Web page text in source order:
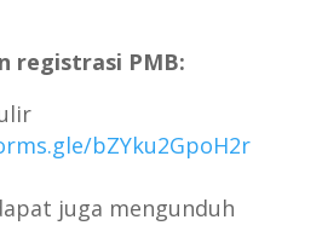
registrasi PMB:
bZYku2GpoH2r
juga mengunduh